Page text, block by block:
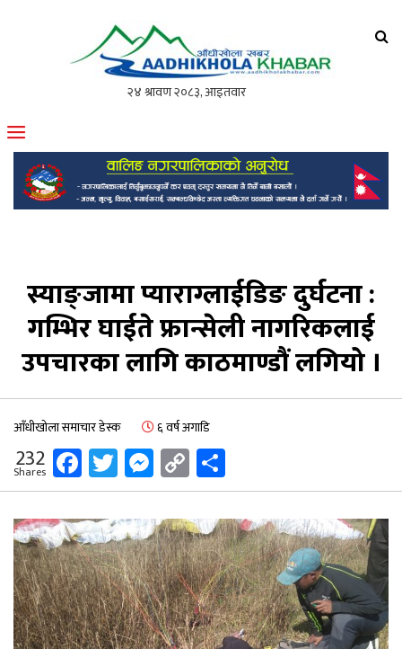
मोफसलकै लोकप्रिय अनलाइन पत्रिका
स्याङ्जामा प्याराग्लाईडिङ दुर्घटना :
गम्भिर घाईते फ्रान्सेली नागरिकलाई
उपचारका लागि काठमाण्डौं लगियो ।
आँधीखोला समाचार डेस्क ६ वर्ष अगाडि
232
Shares Facebook
Twitter
Messenger
Copy
Link